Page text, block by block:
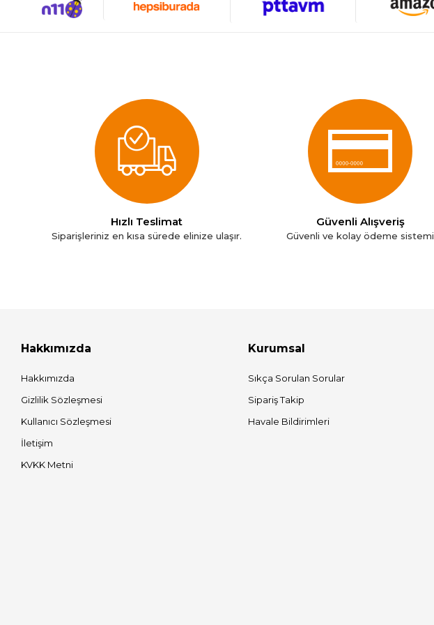
Hızlı Teslimat
Siparişleriniz en kısa sürede elinize ulaşır.
Güvenli Alışveriş
Güvenli ve kolay ödeme sistemi
Hakkımızda
Hakkımızda
Gizlilik Sözleşmesi
Kullanıcı Sözleşmesi
İletişim
KVKK Metni
Kurumsal
Sıkça Sorulan Sorular
Sipariş Takip
Havale Bildirimleri